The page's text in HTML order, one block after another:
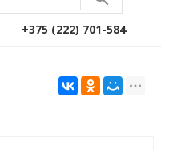
+375 (222) 701-584